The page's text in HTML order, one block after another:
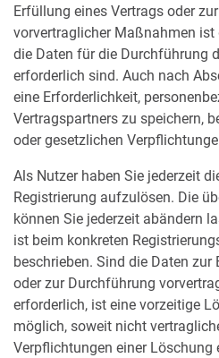
Erfüllung eines Vertrags oder
vorvertraglicher Maßnahmen ist
die Daten für die Durchführung
erforderlich sind. Auch nach
eine Erforderlichkeit,
Vertragspartners zu speichern,
oder gesetzlichen
Als Nutzer haben Sie jederzeit
Registrierung aufzulösen. Die
können Sie jederzeit abändern
ist beim konkreten
beschrieben. Sind die Daten
oder zur Durchführung
erforderlich, ist eine vorzeitige
möglich, soweit nicht
Verpflichtungen einer Löschung